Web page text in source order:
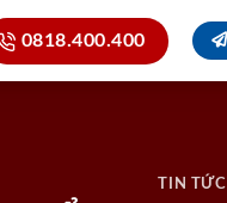
0818.400.400
TIN TỨC